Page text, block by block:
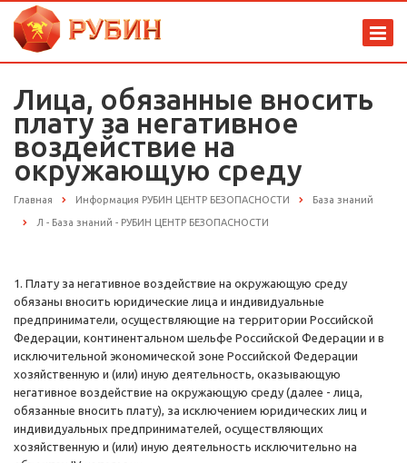
Лица, обязанные вносить
плату за негативное
воздействие на
окружающую среду
Главная Информация РУБИН ЦЕНТР БЕЗОПАСНОСТИ База знаний
Л - База знаний - РУБИН ЦЕНТР БЕЗОПАСНОСТИ
1. Плату за негативное воздействие на окружающую среду
обязаны вносить юридические лица и индивидуальные
предприниматели, осуществляющие на территории Российской
Федерации, континентальном шельфе Российской Федерации и в
исключительной экономической зоне Российской Федерации
хозяйственную и (или) иную деятельность, оказывающую
негативное воздействие на окружающую среду (далее - лица,
обязанные вносить плату), за исключением юридических лиц и
индивидуальных предпринимателей, осуществляющих
хозяйственную и (или) иную деятельность исключительно на